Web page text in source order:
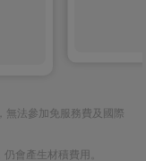
無法參加免服務費及國際
會產生材積費用。